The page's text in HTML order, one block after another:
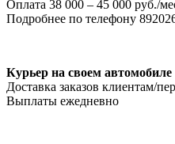
Оплата 38 000 – 45 000 руб./
Подробнее по телефону
Курьер на своем автомобиле
Доставка заказов клиентам/
Выплаты ежедневно